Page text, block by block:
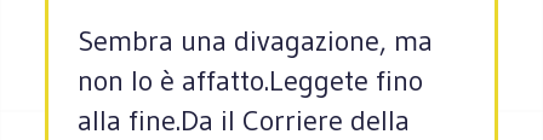
Sembra una divagazione, ma
non lo è affatto.Leggete fino
alla fine.Da il Corriere della